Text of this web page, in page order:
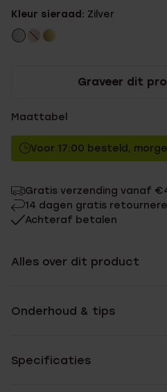
Zonder memberkorting
Kleur sieraad: Zilver
Graveer dit
Maattabel
Voor 17:00 besteld,
Gratis verzending vanaf
14 dagen gratis
Achteraf betalen
Alles over dit product
Onderhoud & tips
Specificaties